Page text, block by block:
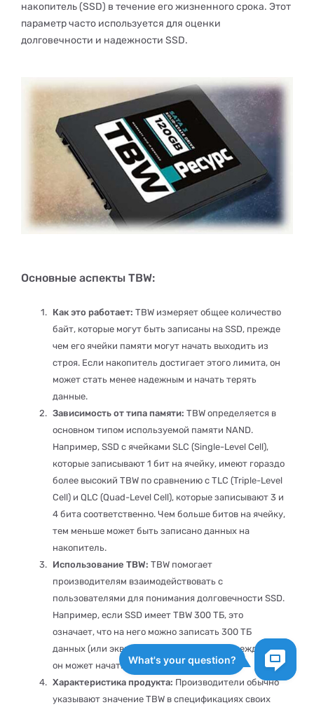
накопитель (SSD) в течение его жизненного срока. Этот
параметр часто используется для оценки
долговечности и надежности SSD.
Основные аспекты TBW:
Как это работает: TBW измеряет общее количество
байт, которые могут быть записаны на SSD, прежде
чем его ячейки памяти могут начать выходить из
строя. Если накопитель достигает этого лимита, он
может стать менее надежным и начать терять
данные.
Зависимость от типа памяти: TBW определяется в
основном типом используемой памяти NAND.
Например, SSD с ячейками SLC (Single-Level Cell),
которые записывают 1 бит на ячейку, имеют гораздо
более высокий TBW по сравнению с TLC (Triple-Level
Cell) и QLC (Quad-Level Cell), которые записывают 3 и
4 бита соответственно. Чем больше битов на ячейку,
тем меньше может быть записано данных на
накопитель.
Использование TBW: TBW помогает
производителям взаимодействовать с
пользователями для понимания долговечности SSD.
Например, если SSD имеет TBW 300 ТБ, это
означает, что на него можно записать 300 ТБ
данных (или эквивалентно 300,000 ГБ), прежде чем
он может начать показывать проблемы.
Характеристика продукта: Производители обычно
указывают значение TBW в спецификациях своих